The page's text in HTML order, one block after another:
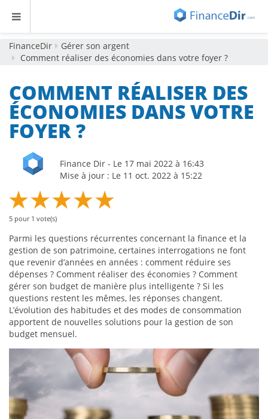
FinanceDir
Gérer son argent
Comment réaliser des économies dans votre foyer ?
COMMENT RÉALISER DES
ÉCONOMIES DANS VOTRE
FOYER ?
Finance Dir - Le 17 mai 2022 à 16:43
Mise à jour : Le 11 oct. 2022 à 15:22
5 pour 1 vote(s)
Parmi les questions récurrentes concernant la finance et la
gestion de son patrimoine, certaines interrogations ne font
que revenir d’années en années : comment réduire ses
dépenses ? Comment réaliser des économies ? Comment
gérer son budget de manière plus intelligente ? Si les
questions restent les mêmes, les réponses changent.
L’évolution des habitudes et des modes de consommation
apportent de nouvelles solutions pour la gestion de son
budget mensuel.